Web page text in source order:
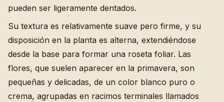
pueden ser ligeramente dentados.
Su textura es relativamente suave pero firme, y su
disposición en la planta es alterna, extendiéndose
desde la base para formar una roseta foliar. Las
flores, que suelen aparecer en la primavera, son
pequeñas y delicadas, de un color blanco puro o
crema, agrupadas en racimos terminales llamados